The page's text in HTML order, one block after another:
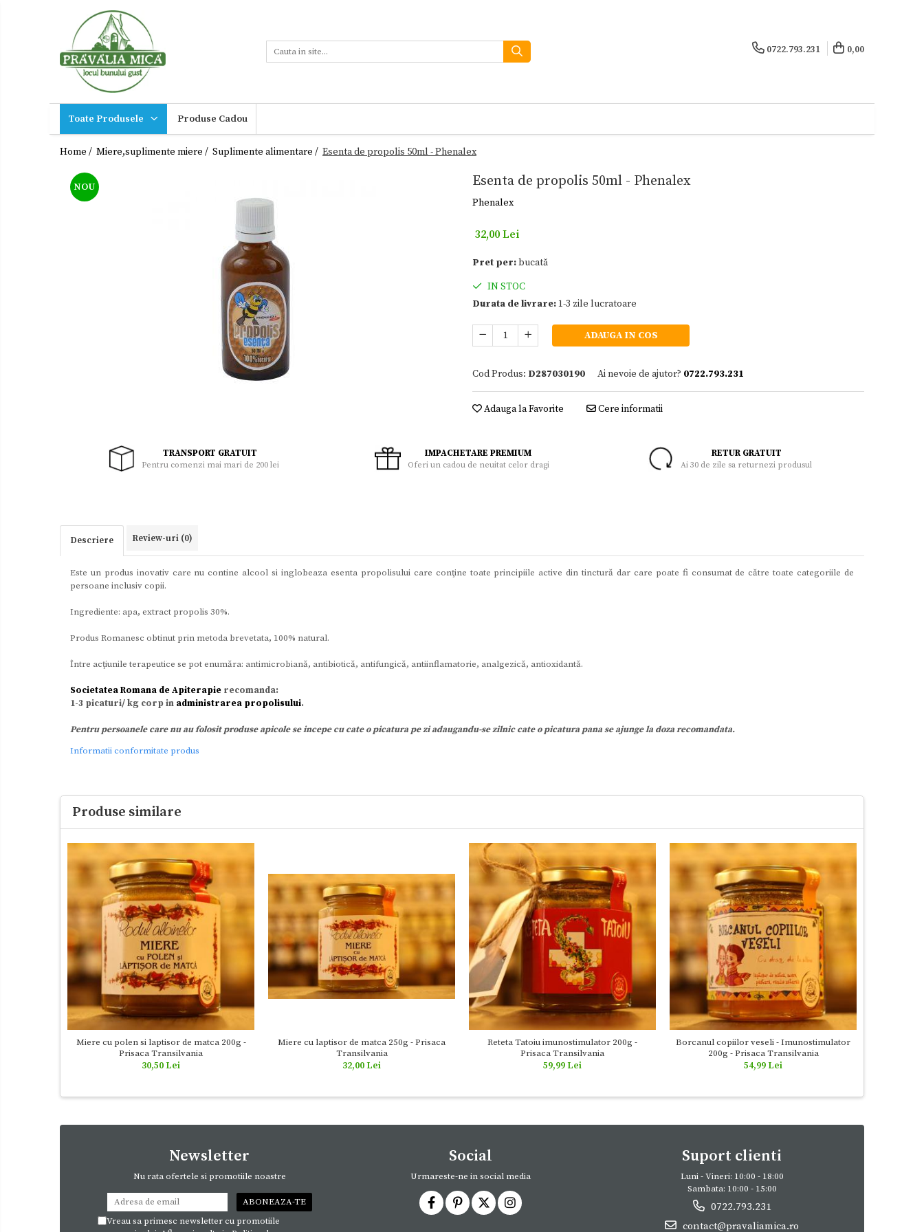
Toate Produsele
Dulceturi fara zahar
Dulciuri de casa
Sucuri,Vinuri
0722.793.231 0,00
Toate Produsele Produse Cadou
Home / Miere,suplimente miere / Suplimente alimentare / Esenta de propolis 50ml - Phenalex
Esenta de propolis 50ml - Phenalex
Phenalex
NOU
32,00 Lei
Pret per:bucată
IN STOC
Durata de livrare:1-3 zile lucratoare
ADAUGA IN COS
Cod Produs: D287030190 Ai nevoie de ajutor? 0722.793.231
Adauga la Favorite Cere informatii
TRANSPORT GRATUIT
Pentru comenzi mai mari de 200 lei
IMPACHETARE PREMIUM
Oferi un cadou de neuitat celor dragi
RETUR GRATUIT
Ai 30 de zile sa returnezi produsul
Descriere Review-uri (0)
Este un produs inovativ care nu contine alcool si inglobeaza esenta propolisului care conţine toate principiile active din tinctură dar care poate fi consumat de către toate categoriile de
persoane inclusiv copii.
Ingrediente: apa, extract propolis 30%.
Produs Romanesc obtinut prin metoda brevetata, 100% natural.
Între acţiunile terapeutice se pot enumăra: antimicrobiană, antibiotică, antifungică, antiinflamatorie, analgezică, antioxidantă.
Societatea Romana de Apiterapie recomanda:
1-3 picaturi/ kg corp in administrarea propolisului.
Pentru persoanele care nu au folosit produse apicole se incepe cu cate o picatura pe zi adaugandu-se zilnic cate o picatura pana se ajunge la doza recomandata.
Informatii conformitate produs
Produse similare
Miere cu polen si laptisor de matca 200g -
Prisaca Transilvania
30,50 Lei
Miere cu laptisor de matca 250g - Prisaca
Transilvania
32,00 Lei
Reteta Tatoiu imunostimulator 200g -
Prisaca Transilvania
59,99 Lei
Borcanul copiilor veseli - Imunostimulator
200g - Prisaca Transilvania
54,99 Lei
Newsletter
Nu rata ofertele si promotiile noastre
Vreau sa primesc newsletter cu promotiile
Social
Urmareste-ne in social media
Suport clienti
Luni - Vineri: 10:00 - 18:00
Sambata: 10:00 - 15:00
0722.793.231
contact@pravaliamica.ro